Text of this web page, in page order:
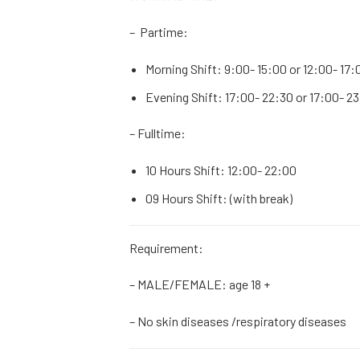
– Partime:
Morning Shift: 9:00- 15:00 or 12:00-
Evening Shift: 17:00- 22:30 or 17:00-
– Fulltime:
10 Hours Shift: 12:00- 22:00
09 Hours Shift: (with break)
Requirement:
– MALE/FEMALE: age 18 +
– No skin diseases /respiratory diseases